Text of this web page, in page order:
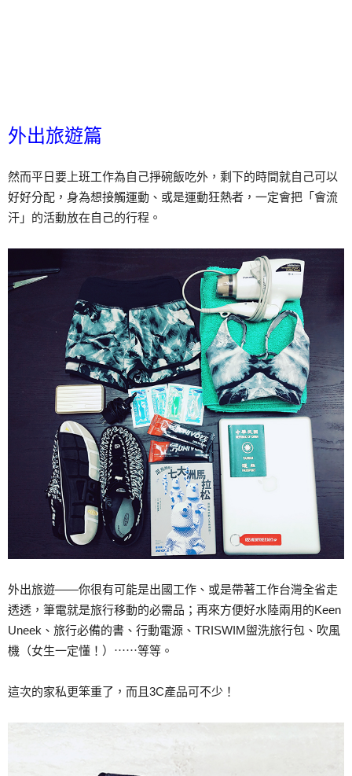
外出旅遊篇
然而平日要上班工作為自己掙碗飯吃外，剩下的時間就自己可以
好好分配，身為想接觸運動、或是運動狂熱者，一定會把「會流
汗」的活動放在自己的行程。
外出旅遊——你很有可能是出國工作、或是帶著工作台灣全省走
透透，筆電就是旅行移動的必需品；再來方便好水陸兩用的Keen
Uneek、旅行必備的書、行動電源、TRISWIM盥洗旅行包、吹風
機（女生一定懂！）⋯⋯等等。
這次的家私更笨重了，而且3C產品可不少！